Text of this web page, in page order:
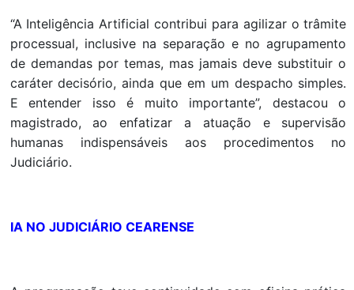
“A Inteligência Artificial contribui para agilizar o trâmite
processual, inclusive na separação e no agrupamento
de demandas por temas, mas jamais deve substituir o
caráter decisório, ainda que em um despacho simples.
E entender isso é muito importante”, destacou o
magistrado, ao enfatizar a atuação e supervisão
humanas indispensáveis aos procedimentos no
Judiciário.
IA NO JUDICIÁRIO CEARENSE